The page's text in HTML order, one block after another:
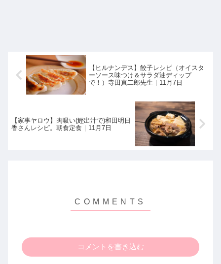
【ヒルナンデス】餃子レシピ（オイスタ
ーソース味つけ＆サラダ油ディップ
で！）寺田真二郎先生｜11月7日
【家事ヤロウ】肉吸い(鰹出汁で)和田明日
香さんレシピ。朝食定食｜11月7日
コメントを書き込む